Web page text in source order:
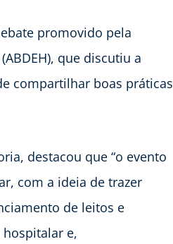
promovido pela
que discutiu a
compartilhar boas práticas
destacou que “o evento
com a ideia de trazer
de leitos e
e,